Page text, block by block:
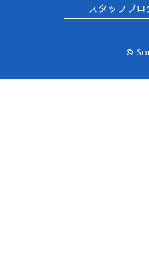
スタッフブロ
©